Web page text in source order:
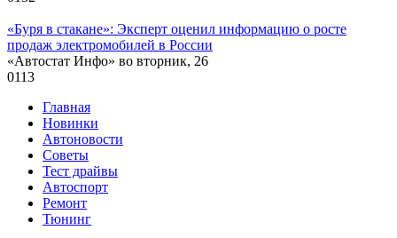
«Буря в стакане»: Эксперт оценил информацию о росте
продаж электромобилей в России
«Автостат Инфо» во вторник, 26
0113
Главная
Новинки
Автоновости
Советы
Тест драйвы
Автоспорт
Ремонт
Тюнинг